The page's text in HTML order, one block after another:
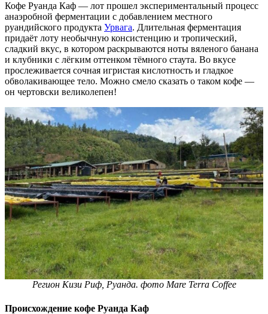
Кофе Руанда Каф — лот прошел экспериментальный процесс
анаэробной ферментации с добавлением местного
руандийского продукта Урвага. Длительная ферментация
придаёт лоту необычную консистенцию и тропический,
сладкий вкус, в котором раскрываются ноты вяленого банана
и клубники с лёгким оттенком тёмного стаута. Во вкусе
прослеживается сочная игристая кислотность и гладкое
обволакивающее тело. Можно смело сказать о таком кофе —
он чертовски великолепен!
Регион Кизи Риф, Руанда. фото Mare Terra Coffee
Происхождение кофе Руанда Каф